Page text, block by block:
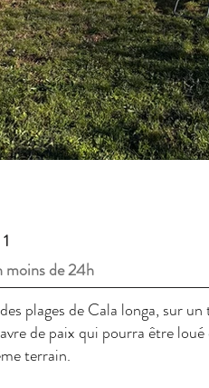
1
moins de 24h
plages de Cala longa, sur
de paix qui pourra être loué
terrain.